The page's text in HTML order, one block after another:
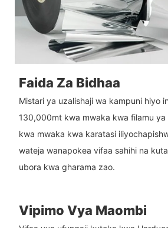
Faida Za Bidhaa
Mistari ya uzalishaji wa kampuni hiyo
130,000mt kwa mwaka kwa filamu
kwa mwaka kwa karatasi
wateja wanapokea vifaa sahihi na
ubora kwa gharama zao.
Vipimo Vya Maombi